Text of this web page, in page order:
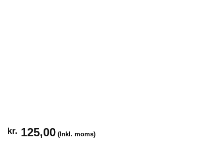
kr. 125,00 (Inkl. moms)